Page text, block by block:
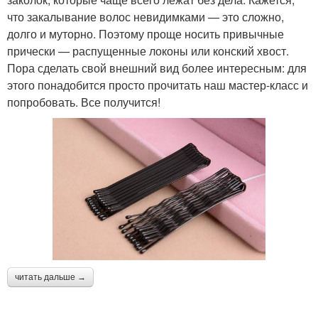
что закалывание волос невидимками — это сложно,
долго и муторно. Поэтому проще носить привычные
прически — распущенные локоны или конский хвост.
Пора сделать свой внешний вид более интересным: для
этого понадобится просто прочитать наш мастер-класс и
попробовать. Все получится!
читать дальше →